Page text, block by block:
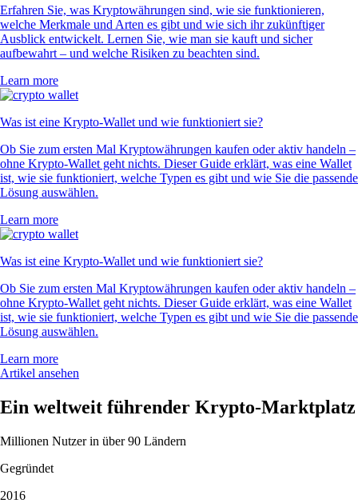
Erfahren Sie, was Kryptowährungen sind, wie sie funktionieren,
welche Merkmale und Arten es gibt und wie sich ihr zukünftiger
Ausblick entwickelt. Lernen Sie, wie man sie kauft und sicher
aufbewahrt – und welche Risiken zu beachten sind.
Learn more
Was ist eine Krypto-Wallet und wie funktioniert sie?
Ob Sie zum ersten Mal Kryptowährungen kaufen oder aktiv handeln –
ohne Krypto-Wallet geht nichts. Dieser Guide erklärt, was eine Wallet
ist, wie sie funktioniert, welche Typen es gibt und wie Sie die passende
Lösung auswählen.
Learn more
Was ist eine Krypto-Wallet und wie funktioniert sie?
Ob Sie zum ersten Mal Kryptowährungen kaufen oder aktiv handeln –
ohne Krypto-Wallet geht nichts. Dieser Guide erklärt, was eine Wallet
ist, wie sie funktioniert, welche Typen es gibt und wie Sie die passende
Lösung auswählen.
Learn more
Artikel ansehen
Ein weltweit führender Krypto-Marktplatz
Millionen Nutzer in über 90 Ländern
Gegründet
2016